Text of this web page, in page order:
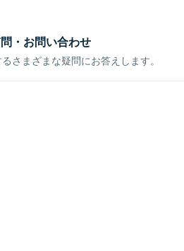
・お問い合わせ
さまざまな疑問にお答えします。